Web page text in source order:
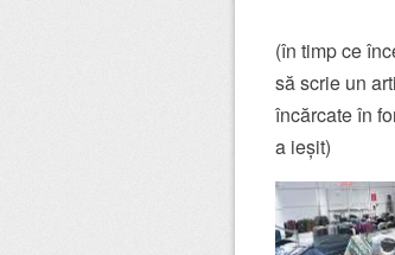
(în timp ce
să scrie un
încărcate în
a ieșit)